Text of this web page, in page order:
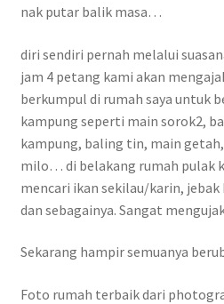
nak putar balik masa…
diri sendiri pernah melalui
jam 4 petang kami akan
berkumpul di rumah saya untuk
kampung seperti main sorok2,
kampung, baling tin, main
milo… di belakang rumah pulak
mencari ikan sekilau/karin,
dan sebagainya. Sangat
Sekarang hampir semuanya
Foto rumah terbaik dari